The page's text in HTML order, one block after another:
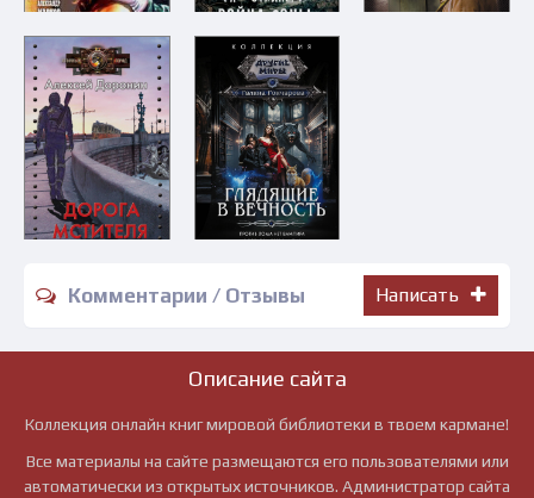
Комментарии / Отзывы Написать
Описание сайта
Коллекция онлайн книг мировой библиотеки в твоем кармане!
Все материалы на сайте размещаются его пользователями или
автоматически из открытых источников. Администратор сайта